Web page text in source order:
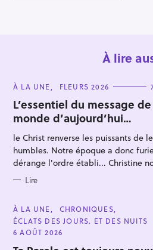
À lire
C
T
E
G
O
R
I
E
S
À LA UNE FLEURS 2026
L’essentiel du message
monde d’aujourd’hui…
le Christ renverse les puissants de
humbles. Notre époque a donc
dérange l'ordre établi... Christine
Lire
C
A
T
E
O
À LA UNE
CHRONIQUES
ÉCLATS DES JOURS. ET DES NUITS
6 AOÛT 2026